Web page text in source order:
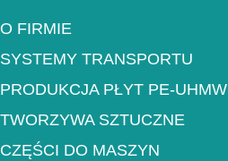
O FIRMIE
SYSTEMY TRANSPORTU
PRODUKCJA PŁYT PE-UHMW
TWORZYWA SZTUCZNE
CZĘŚCI DO MASZYN